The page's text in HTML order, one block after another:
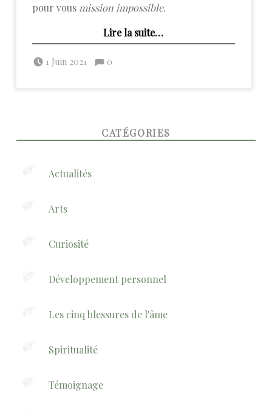
pour vous mission impossible.
Lire la suite“La blessure de rejet ou le masque du fuyant”
…
1 Juin 2021 admin Commentaires : %s
0
CATÉGORIES
Actualités
Arts
Curiosité
Développement personnel
Les cinq blessures de l'âme
Spiritualité
Témoignage